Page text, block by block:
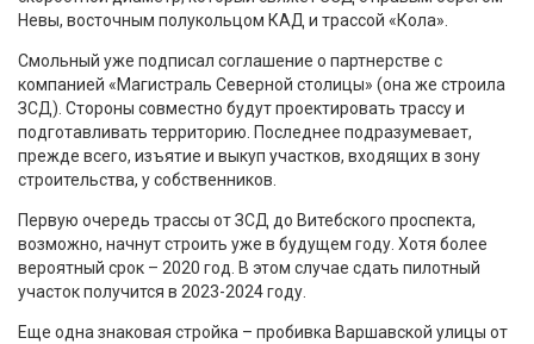
Невы, восточным полукольцом КАД и трассой «Кола».
Смольный уже подписал соглашение о партнерстве с
компанией «Магистраль Северной столицы» (она же строила
ЗСД). Стороны совместно будут проектировать трассу и
подготавливать территорию. Последнее подразумевает,
прежде всего, изъятие и выкуп участков, входящих в зону
строительства, у собственников.
Первую очередь трассы от ЗСД до Витебского проспекта,
возможно, начнут строить уже в будущем году. Хотя более
вероятный срок – 2020 год. В этом случае сдать пилотный
участок получится в 2023-2024 году.
Еще одна знаковая стройка – пробивка Варшавской улицы от